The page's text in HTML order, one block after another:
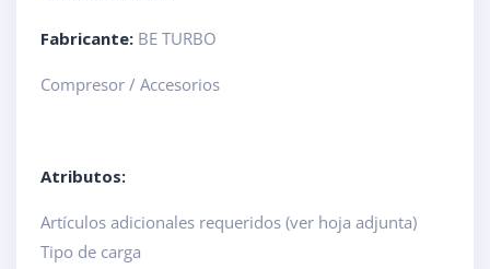
Fabricante: BE TURBO
Compresor / Accesorios
Atributos:
Artículos adicionales requeridos (ver hoja adjunta)
Tipo de carga